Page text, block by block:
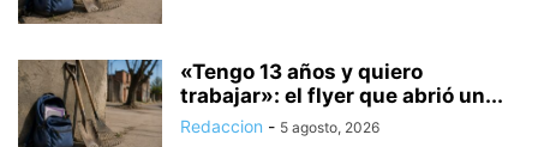
«Tengo 13 años y quiero
trabajar»: el flyer que abrió un...
Redaccion - 5 agosto, 2026